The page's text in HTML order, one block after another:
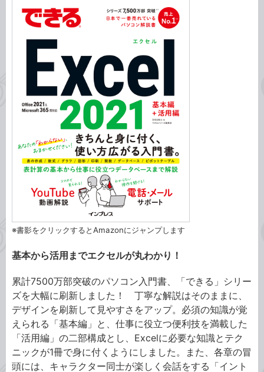
※書影をクリックするとAmazonにジャンプします
基本から活用までエクセルが丸わかり！
累計7500万部突破のパソコン入門書、「できる」シリー
ズを大幅に刷新しました！ 丁寧な解説はそのままに、
デザインを刷新して見やすさをアップ。必須の知識が覚
えられる「基本編」と、仕事に役立つ便利技を満載した
「活用編」の二部構成とし、Excelに必要な知識とテク
ニックが1冊で身に付くようにしました。また、各章の冒
頭には、キャラクター同士が楽しく会話をする「イント